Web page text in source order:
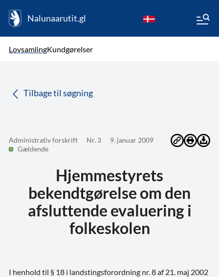
Nalunaarutit.gl
LovsamlingKundgørelser
Tilbage til søgning
Administrativ forskrift Nr. 3
9. januar 2009
Gældende
Hjemmestyrets
bekendtgørelse om den
afsluttende evaluering i
folkeskolen
I henhold til § 18 i landstingsforordning nr. 8 af 21. maj 2002